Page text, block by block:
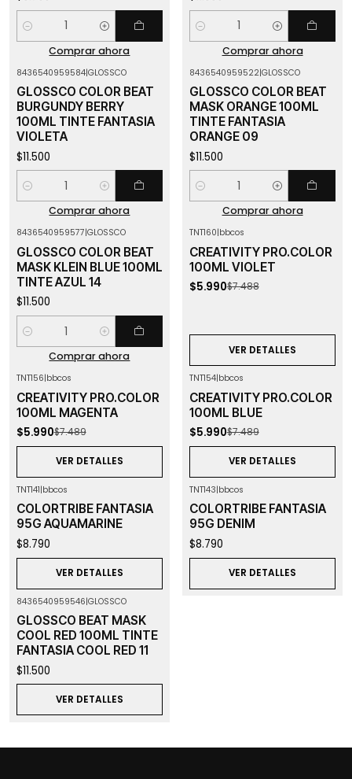
Cantidad
Comprar ahora
Cantidad
Comprar ahora
8436540959584|GLOSSCO
GLOSSCO COLOR BEAT
BURGUNDY BERRY
100ML TINTE FANTASIA
VIOLETA
$11.500
Cantidad
Comprar ahora
8436540959522|GLOSSCO
GLOSSCO COLOR BEAT
MASK ORANGE 100ML
TINTE FANTASIA
ORANGE 09
$11.500
Cantidad
Comprar ahora
8436540959577|GLOSSCO
GLOSSCO COLOR BEAT
MASK KLEIN BLUE 100ML
TINTE AZUL 14
$11.500
Cantidad
Comprar ahora
Agotado
TNT160|bbcos
CREATIVITY PRO.COLOR
100ML VIOLET
$5.990$7.488
VER DETALLES
Agotado
TNT156|bbcos
CREATIVITY PRO.COLOR
100ML MAGENTA
$5.990$7.489
VER DETALLES
Agotado
TNT154|bbcos
CREATIVITY PRO.COLOR
100ML BLUE
$5.990$7.489
VER DETALLES
TNT141|bbcos
COLORTRIBE FANTASIA
95G AQUAMARINE
$8.790
VER DETALLES
TNT143|bbcos
COLORTRIBE FANTASIA
95G DENIM
$8.790
VER DETALLES
8436540959546|GLOSSCO
GLOSSCO BEAT MASK
COOL RED 100ML TINTE
FANTASIA COOL RED 11
$11.500
VER DETALLES